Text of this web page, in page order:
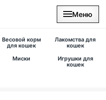
Меню
Весовой корм
для кошек
Лакомства для
кошек
Миски
Игрушки для
кошек